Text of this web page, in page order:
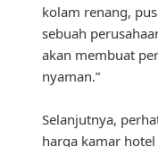
kolam renang,
sebuah
akan membuat
nyaman.”
Selanjutnya,
harga kamar